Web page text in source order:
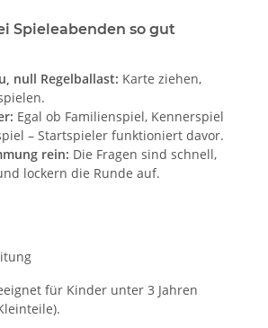
Spieleabenden so gut
null Regelballast: Karte ziehen,
Egal ob Familienspiel, Kennerspiel
– Startspieler funktioniert davor.
rein: Die Fragen sind schnell,
lockern die Runde auf.
für Kinder unter 3 Jahren